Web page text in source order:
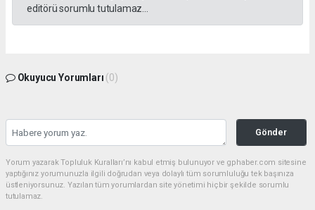
editörü sorumlu tutulamaz...
Okuyucu Yorumları (0)
Gönder
Yorum yazarak Topluluk Kuralları’nı kabul etmiş bulunuyor ve gphaber.com sitesine
yaptığınız yorumunuzla ilgili doğrudan veya dolaylı tüm sorumluluğu tek başınıza
üstleniyorsunuz. Yazılan tüm yorumlardan site yönetimi hiçbir şekilde sorumlu
tutulamaz.